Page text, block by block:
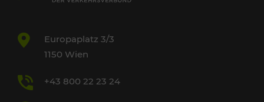
Europaplatz 3/3
1150 Wien
+43 800 22 23 24